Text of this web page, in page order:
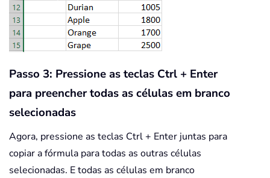
Passo 3: Pressione as teclas Ctrl + Enter
para preencher todas as células em branco
selecionadas
Agora, pressione as teclas Ctrl + Enter juntas para
copiar a fórmula para todas as outras células
selecionadas. E todas as células em branco